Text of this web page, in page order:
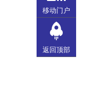
移动门户
返回顶部